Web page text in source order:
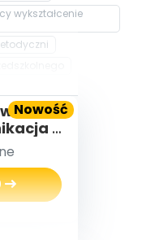
wykształcenie
Nowość
–
i
w